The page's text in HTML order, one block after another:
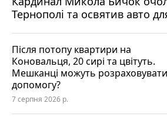
Тернополі та освятив авто
Після потопу квартири на
Коновальця, 20 сирі та цвітуть.
Мешканці можуть
допомогу?
7 серпня 2026 р.